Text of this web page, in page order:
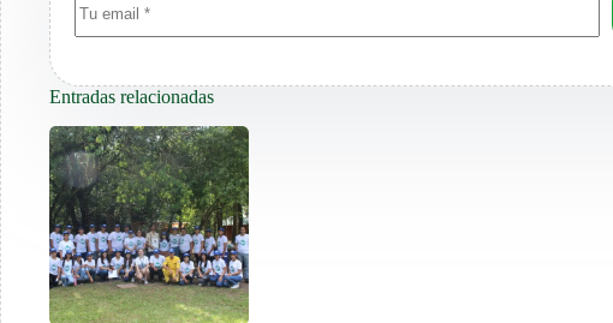
Entradas relacionadas